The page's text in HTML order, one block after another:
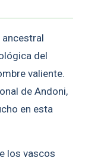
ancestral
del
valiente.
de Andoni,
en esta
los vascos